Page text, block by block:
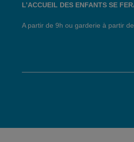
L’ACCUEIL DES ENFANTS SE
A partir de 9h ou garderie à partir